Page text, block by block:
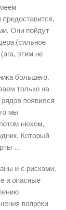
предоставится,
Они пойдут
(сильное
этим не
большего.
только на
появился
мы
нюхом,
Который
…
и с рисками,
и опасные
вопреки